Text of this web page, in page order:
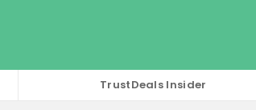
TrustDeals Insider